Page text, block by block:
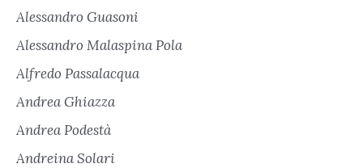
Alessandro Guasoni
Alessandro Malaspina Pola
Alfredo Passalacqua
Andrea Ghiazza
Andrea Podestà
Andreina Solari